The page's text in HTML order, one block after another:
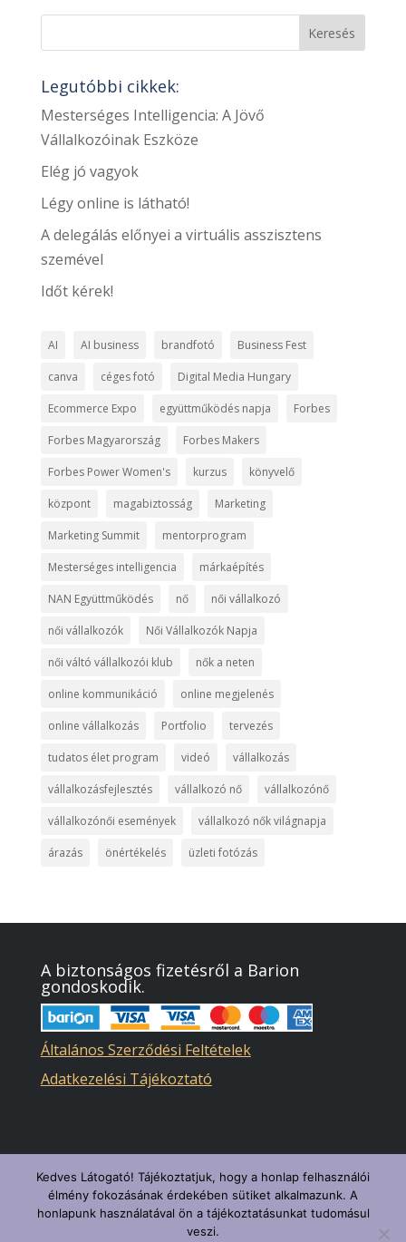
Legutóbbi cikkek:
Mesterséges Intelligencia: A Jövő
Vállalkozóinak Eszköze
Elég jó vagyok
Légy online is látható!
A delegálás előnyei a virtuális asszisztens
szemével
Időt kérek!
AI AI business brandfotó Business Fest
canva céges fotó Digital Media Hungary
Ecommerce Expo együttműködés napja Forbes
Forbes Magyarország Forbes Makers
Forbes Power Women's kurzus könyvelő
központ magabiztosság Marketing
Marketing Summit mentorprogram
Mesterséges intelligencia márkaépítés
NAN Együttműködés nő női vállalkozó
női vállalkozók Női Vállalkozók Napja
női váltó vállalkozói klub nők a neten
online kommunikáció online megjelenés
online vállalkozás Portfolio tervezés
tudatos élet program videó vállalkozás
vállalkozásfejlesztés vállalkozó nő vállalkozónő
vállalkozónői események vállalkozó nők világnapja
árazás önértékelés üzleti fotózás
A biztonságos fizetésről a Barion
gondoskodik.
Általános Szerződési Feltételek
Adatkezelési Tájékoztató
Kedves Látogató! Tájékoztatjuk, hogy a honlap felhasználói
élmény fokozásának érdekében sütiket alkalmazunk. A
honlapunk használatával ön a tájékoztatásunkat tudomásul
veszi.